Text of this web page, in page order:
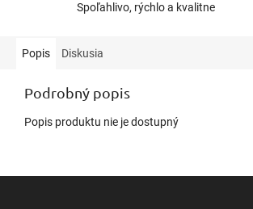
Spoľahlivo, rýchlo a kvalitne
Popis Diskusia
Podrobný popis
Popis produktu nie je dostupný